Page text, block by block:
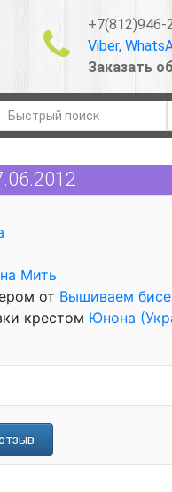
Viber,
Заказать
Мить
от Вышиваем
крестом Юнона